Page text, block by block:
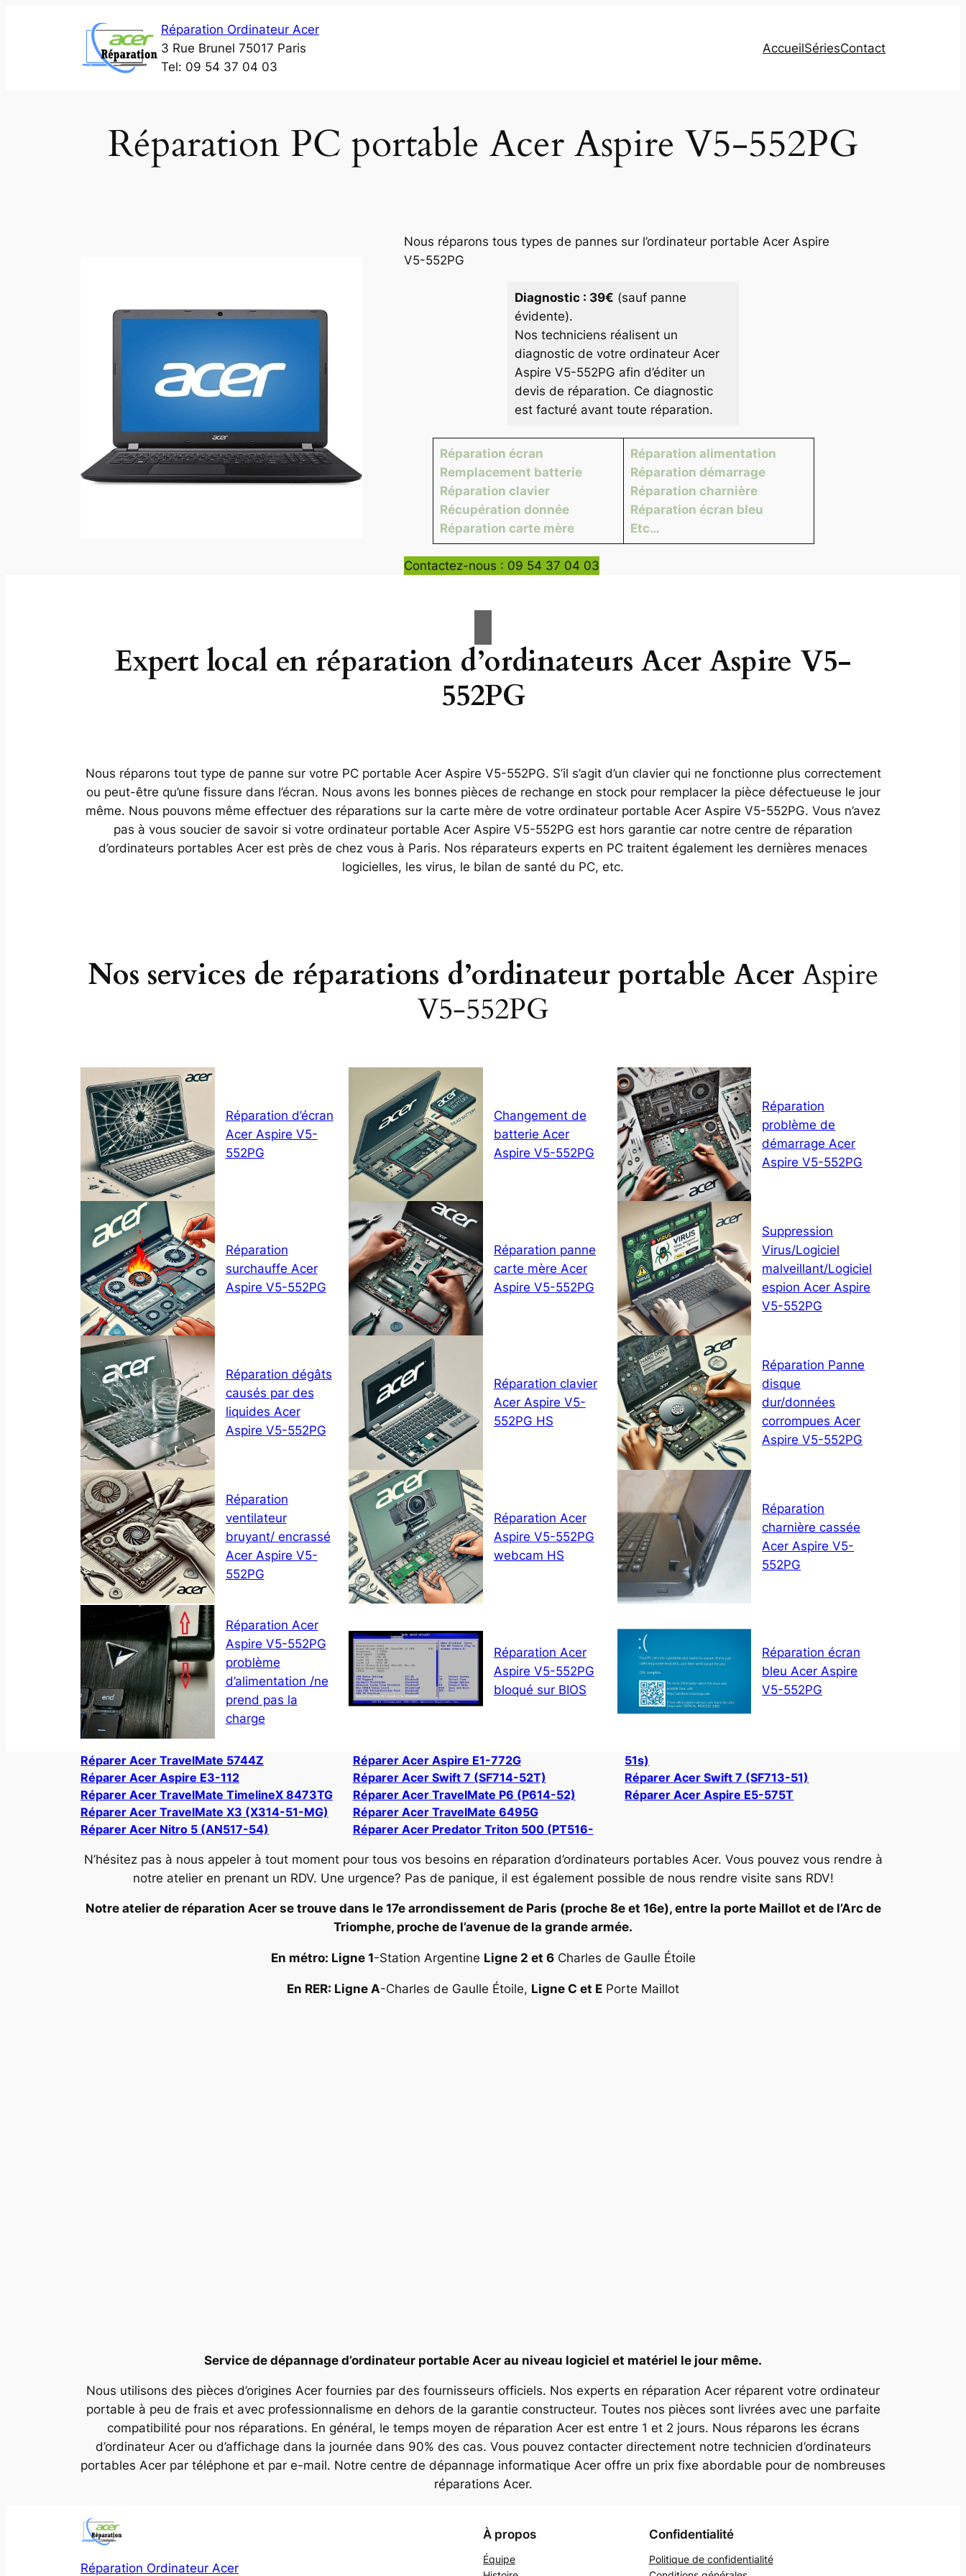
Réparation Ordinateur Acer
3 Rue Brunel 75017 Paris
Tel: 09 54 37 04 03
AccueilSériesContact
Réparation PC portable Acer Aspire V5-552PG
Nous réparons tous types de pannes sur l’ordinateur portable Acer Aspire
V5-552PG
Diagnostic : 39€ (sauf panne
évidente).
Nos techniciens réalisent un
diagnostic de votre ordinateur Acer
Aspire V5-552PG afin d’éditer un
devis de réparation. Ce diagnostic
est facturé avant toute réparation.
Réparation écran
Remplacement batterie
Réparation clavier
Récupération donnée
Réparation carte mère
Réparation alimentation
Réparation démarrage
Réparation charnière
Réparation écran bleu
Etc…
Contactez-nous : 09 54 37 04 03
Expert local en réparation d’ordinateurs Acer Aspire V5-
552PG
Nous réparons tout type de panne sur votre PC portable Acer Aspire V5-552PG. S’il s’agit d’un clavier qui ne fonctionne plus correctement
ou peut-être qu’une fissure dans l’écran. Nous avons les bonnes pièces de rechange en stock pour remplacer la pièce défectueuse le jour
même. Nous pouvons même effectuer des réparations sur la carte mère de votre ordinateur portable Acer Aspire V5-552PG. Vous n’avez
pas à vous soucier de savoir si votre ordinateur portable Acer Aspire V5-552PG est hors garantie car notre centre de réparation
d’ordinateurs portables Acer est près de chez vous à Paris. Nos réparateurs experts en PC traitent également les dernières menaces
logicielles, les virus, le bilan de santé du PC, etc.
Nos services de réparations d’ordinateur portable Acer Aspire
V5-552PG
Réparation d’écran
Acer Aspire V5-
552PG
Changement de
batterie Acer
Aspire V5-552PG
Réparation
problème de
démarrage Acer
Aspire V5-552PG
Réparation
surchauffe Acer
Aspire V5-552PG
Réparation panne
carte mère Acer
Aspire V5-552PG
Suppression
Virus/Logiciel
malveillant/Logiciel
espion Acer Aspire
V5-552PG
Réparation dégâts
causés par des
liquides Acer
Aspire V5-552PG
Réparation clavier
Acer Aspire V5-
552PG HS
Réparation Panne
disque
dur/données
corrompues Acer
Aspire V5-552PG
Réparation
ventilateur
bruyant/ encrassé
Acer Aspire V5-
552PG
Réparation Acer
Aspire V5-552PG
webcam HS
Réparation
charnière cassée
Acer Aspire V5-
552PG
Réparation Acer
Aspire V5-552PG
problème
d’alimentation /ne
prend pas la
charge
Réparation Acer
Aspire V5-552PG
bloqué sur BIOS
Réparation écran
bleu Acer Aspire
V5-552PG
Réparer Acer TravelMate 5744Z
Réparer Acer Aspire E3-112
Réparer Acer TravelMate TimelineX 8473TG
Réparer Acer TravelMate X3 (X314-51-MG)
Réparer Acer Nitro 5 (AN517-54)
Réparer Acer Aspire E1-772G
Réparer Acer Swift 7 (SF714-52T)
Réparer Acer TravelMate P6 (P614-52)
Réparer Acer TravelMate 6495G
Réparer Acer Predator Triton 500 (PT516-
51s)
Réparer Acer Swift 7 (SF713-51)
Réparer Acer Aspire E5-575T
N’hésitez pas à nous appeler à tout moment pour tous vos besoins en réparation d’ordinateurs portables Acer. Vous pouvez vous rendre à
notre atelier en prenant un RDV. Une urgence? Pas de panique, il est également possible de nous rendre visite sans RDV!
Notre atelier de réparation Acer se trouve dans le 17e arrondissement de Paris (proche 8e et 16e), entre la porte Maillot et de l’Arc de
Triomphe, proche de l’avenue de la grande armée.
En métro: Ligne 1-Station Argentine Ligne 2 et 6Charles de Gaulle Étoile
En RER: Ligne A-Charles de Gaulle Étoile, Ligne C et E Porte Maillot
Service de dépannage d’ordinateur portable Acer au niveau logiciel et matériel le jour même.
Nous utilisons des pièces d’origines Acer fournies par des fournisseurs officiels. Nos experts en réparation Acer réparent votre ordinateur
portable à peu de frais et avec professionnalisme en dehors de la garantie constructeur. Toutes nos pièces sont livrées avec une parfaite
compatibilité pour nos réparations. En général, le temps moyen de réparation Acer est entre 1 et 2 jours. Nous réparons les écrans
d’ordinateur Acer ou d’affichage dans la journée dans 90% des cas. Vous pouvez contacter directement notre technicien d’ordinateurs
portables Acer par téléphone et par e-mail. Notre centre de dépannage informatique Acer offre un prix fixe abordable pour de nombreuses
réparations Acer.
Réparation Ordinateur Acer
À propos
Équipe
Confidentialité
Politique de confidentialité